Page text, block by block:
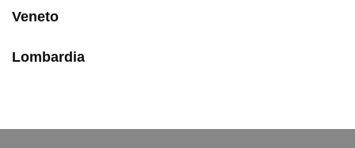
Veneto
Lombardia